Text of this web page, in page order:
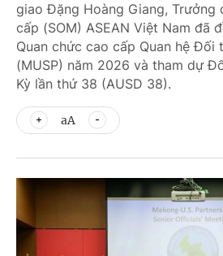
giao Đặng Hoàng Giang, Trưởng
cấp (SOM) ASEAN Việt Nam đã
Quan chức cao cấp Quan hệ Đối
(MUSP) năm 2026 và tham dự
Kỳ lần thứ 38 (AUSD 38).
aA